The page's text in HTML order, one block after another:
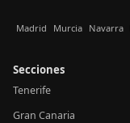
Madrid Murcia Navarra
Secciones
Tenerife
Gran Canaria